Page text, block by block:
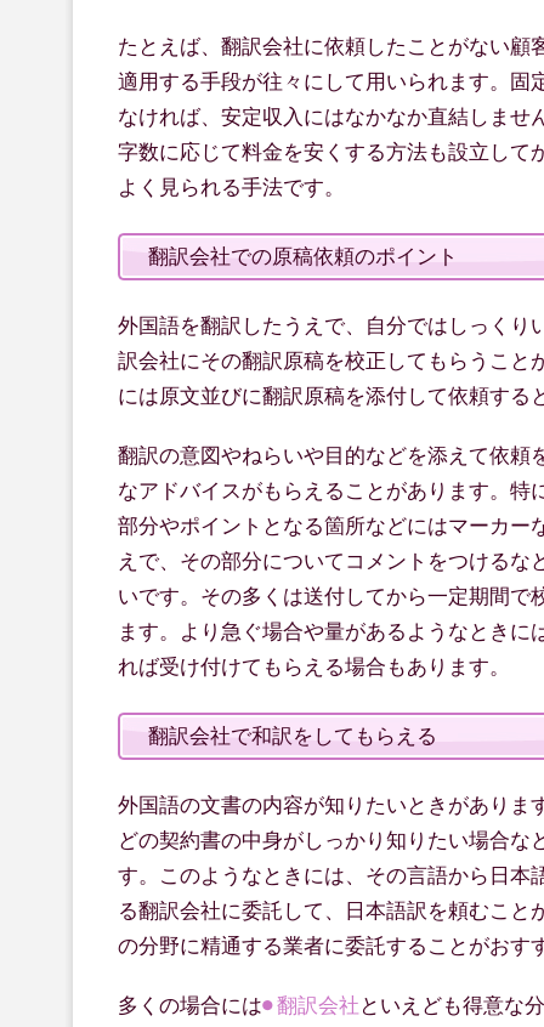
たとえば、翻訳会社に依頼したことがない顧
適用する手段が往々にして用いられます。固
なければ、安定収入にはなかなか直結しませ
字数に応じて料金を安くする方法も設立して
よく見られる手法です。
翻訳会社での原稿依頼のポイント
外国語を翻訳したうえで、自分ではしっくり
訳会社にその翻訳原稿を校正してもらうこと
には原文並びに翻訳原稿を添付して依頼する
翻訳の意図やねらいや目的などを添えて依頼
なアドバイスがもらえることがあります。特
部分やポイントとなる箇所などにはマーカー
えで、その部分についてコメントをつけるな
いです。その多くは送付してから一定期間で
ます。より急ぐ場合や量があるようなときに
れば受け付けてもらえる場合もあります。
翻訳会社で和訳をしてもらえる
外国語の文書の内容が知りたいときがありま
どの契約書の中身がしっかり知りたい場合な
す。このようなときには、その言語から日本
る翻訳会社に委託して、日本語訳を頼むこと
の分野に精通する業者に委託することがおす
多くの場合には 翻訳会社 といえども得意な